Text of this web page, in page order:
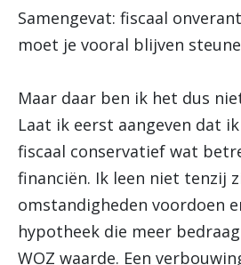
Samengevat: fiscaal
moet je vooral blijven
Maar daar ben ik het dus
Laat ik eerst aangeven dat
fiscaal conservatief wat
financiën. Ik leen niet tenzij
omstandigheden voordoen
hypotheek die meer
WOZ waarde. Een